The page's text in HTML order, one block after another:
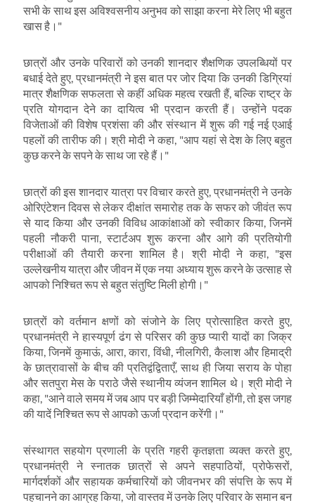
सभी के साथ इस अविश्वसनीय अनुभव को साझा करना मेरे लिए भी बहुत
खास है।"
छात्रों और उनके परिवारों को उनकी शानदार शैक्षणिक उपलब्धियों पर
बधाई देते हुए, प्रधानमंत्री ने इस बात पर जोर दिया कि उनकी डिग्रियां
मात्र शैक्षणिक सफलता से कहीं अधिक महत्व रखती हैं,बल्कि राष्ट्र के
प्रति योगदान देने का दायित्व भी प्रदान करती हैं। उन्होंने पदक
विजेताओं की विशेष प्रशंसा की और संस्थान में शुरू की गई नई एआई
पहलों की तारीफ की। श्री मोदी ने कहा , "आप यहां से देश के लिए बहुत
कुछ करने के सपने के साथ जा रहे हैं।"
छात्रों की इस शानदार यात्रा पर विचार करते हुए, प्रधानमंत्री ने उनके
ओरिएंटेशन दिवस से लेकर दीक्षांत समारोह तक के सफर को जीवंत रूप
से याद किया और उनकी विविध आकांक्षाओं को स्वीकार किया,जिनमें
पहली नौकरी पाना, स्टार्टअप शुरू करना और आगे की प्रतियोगी
परीक्षाओं की तैयारी करना शामिल है। श्री मोदी ने कहा, "इस
उल्लेखनीय यात्रा और जीवन में एक नया अध्याय शुरू करने के उत्साह से
आपको निश्चित रूप से बहुत संतुष्टि मिली होगी।"
छात्रों को वर्तमान क्षणों को संजोने के लिए प्रोत्साहित करते हुए
प्रधानमंत्री ने हास्यपूर्ण ढंग से परिसर की कुछ प्यारी यादों का जिक्र
किया,जिनमें कुमाऊं आरा,कारा विंधी,नीलगिरी कैलाश और हिमाद्री
के छात्रावासों के बीच की प्रतिद्वंद्विताएँ,साथ ही जिया सराय के पोहा
और सतपुरा मेस के पराठे जैसे स्थानीय व्यंजन शामिल थे। श्री मोदी ने
कहा, "आने वाले समय में जब आप पर बड़ी जिम्मेदारियाँ होंगी, तो इस जगह
की यादें निश्चित रूप से आपको ऊर्जा प्रदान करेंगी।"
संस्थागत सहयोग प्रणाली के प्रति गहरी कृतज्ञता व्यक्त करते हुए
प्रधानमंत्री ने स्नातक छात्रों से अपने सहपाठियों ,प्रोफेसरों
मार्गदर्शकों और सहायक कर्मचारियों को जीवनभर की संपत्ति के रूप में
पहचानने का आग्रह किया जो वास्तव में उनके लिए परिवार के समान बन